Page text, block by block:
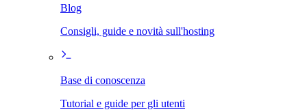
Blog
Consigli, guide e novità sull'hosting
Base di conoscenza
Tutorial e guide per gli utenti